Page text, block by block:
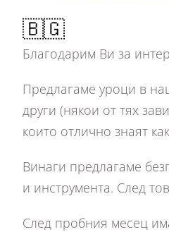
🇧🇬
Благодарим Ви за
Предлагаме уроци в
други (някои от тях
които отлично знаят
Винаги предлагаме
и инструмента. След
След пробния месец